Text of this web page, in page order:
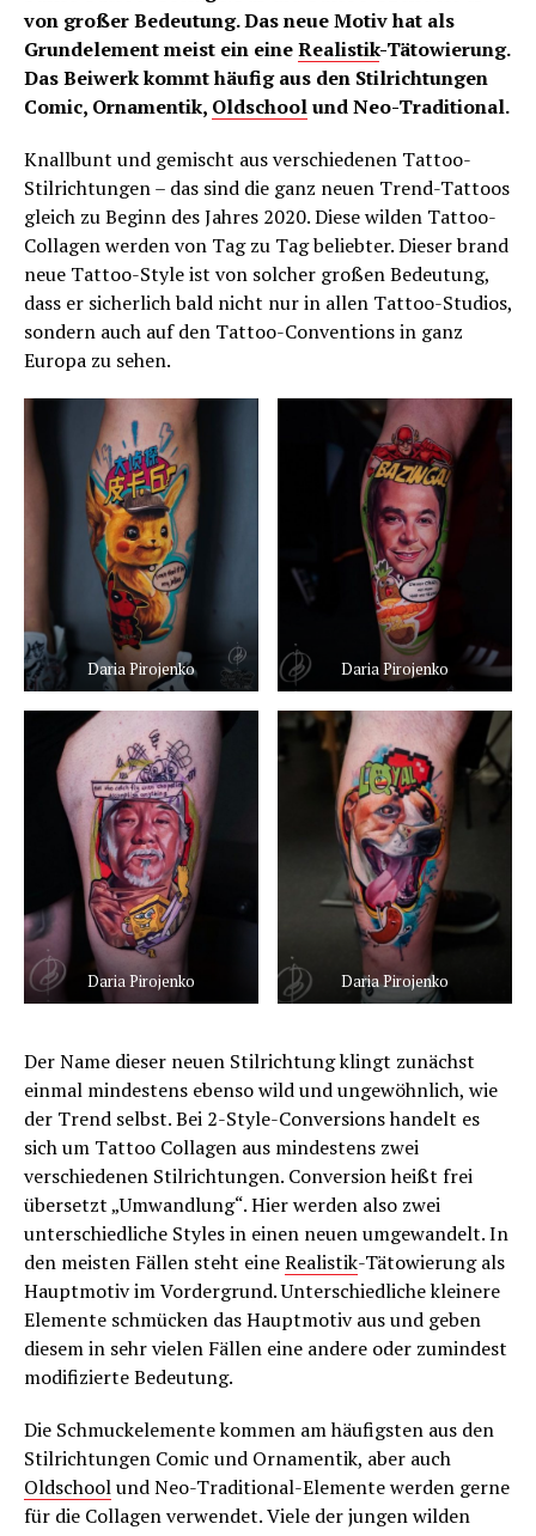
von großer Bedeutung. Das neue Motiv hat als
Grundelement meist ein eineRealistik-Tätowierung.
Das Beiwerk kommt häufig aus den Stilrichtungen
Comic, Ornamentik, Oldschoolund Neo-Traditional.
Knallbunt und gemischt aus verschiedenen Tattoo-
Stilrichtungen – das sind die ganz neuen Trend-Tattoos
gleich zu Beginn des Jahres 2020. Diese wilden Tattoo-
Collagen werden von Tag zu Tag beliebter. Dieser brand
neue Tattoo-Style ist von solcher großen Bedeutung,
dass er sicherlich bald nicht nur in allen Tattoo-Studios,
sondern auch auf den Tattoo-Conventions in ganz
Europa zu sehen.
Daria Pirojenko Daria Pirojenko
Daria Pirojenko Daria Pirojenko
Der Name dieser neuen Stilrichtung klingt zunächst
einmal mindestens ebenso wild und ungewöhnlich, wie
der Trend selbst. Bei 2-Style-Conversions handelt es
sich um Tattoo Collagen aus mindestens zwei
verschiedenen Stilrichtungen. Conversion heißt frei
übersetzt „Umwandlung“. Hier werden also zwei
unterschiedliche Styles in einen neuen umgewandelt. In
den meisten Fällen steht eineRealistik-Tätowierung als
Hauptmotiv im Vordergrund. Unterschiedliche kleinere
Elemente schmücken das Hauptmotiv aus und geben
diesem in sehr vielen Fällen eine andere oder zumindest
modifizierte Bedeutung.
Die Schmuckelemente kommen am häufigsten aus den
Stilrichtungen Comic und Ornamentik, aber auch
Oldschoolund Neo-Traditional-Elemente werden gerne
für die Collagen verwendet. Viele der jungen wilden